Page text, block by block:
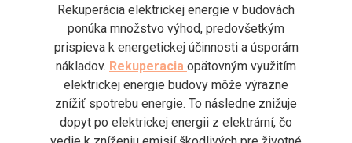
Rekuperácia elektrickej energie v budovách
ponúka množstvo výhod, predovšetkým
prispieva k energetickej účinnosti a úsporám
nákladov. Rekuperacia opätovným využitím
elektrickej energie budovy môže výrazne
znížiť spotrebu energie. To následne znižuje
dopyt po elektrickej energii z elektrární, čo